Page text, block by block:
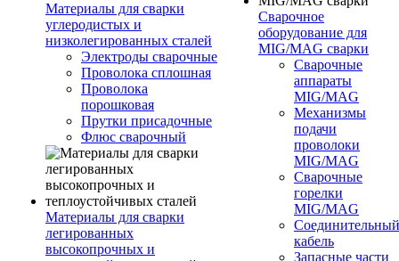
Материалы для сварки
углеродистых и
низколегированных сталей
Электроды сварочные
Проволока сплошная
Проволока
порошковая
Прутки присадочные
Флюс сварочный
Материалы для сварки
легированных
высокопрочных и
Сварочное
оборудование для
MIG/MAG сварки
Сварочные
аппараты
MIG/MAG
Механизмы
подачи
проволоки
MIG/MAG
Сварочные
горелки
MIG/MAG
Соединительный
кабель
Запасные части